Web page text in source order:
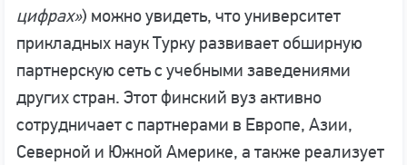
цифрах») можно увидеть, что университет
прикладных наук Турку развивает обширную
партнерскую сеть с учебными заведениями
других стран. Этот финский вуз активно
сотрудничает с партнерами в Европе, Азии,
Северной и Южной Америке, а также реализует